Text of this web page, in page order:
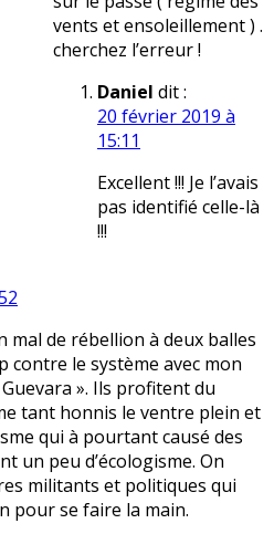
vents et ensoleillement ) .
cherchez l’erreur !
Daniel dit :
20 février 2019 à
15:11
Excellent !!! Je l’avais
pas identifié celle-là
!!!
mal de rébellion à deux balles
contre le système avec mon
». Ils profitent du
tant honnis le ventre plein et
qui à pourtant causé des
un peu d’écologisme. On
militants et politiques qui
pour se faire la main.